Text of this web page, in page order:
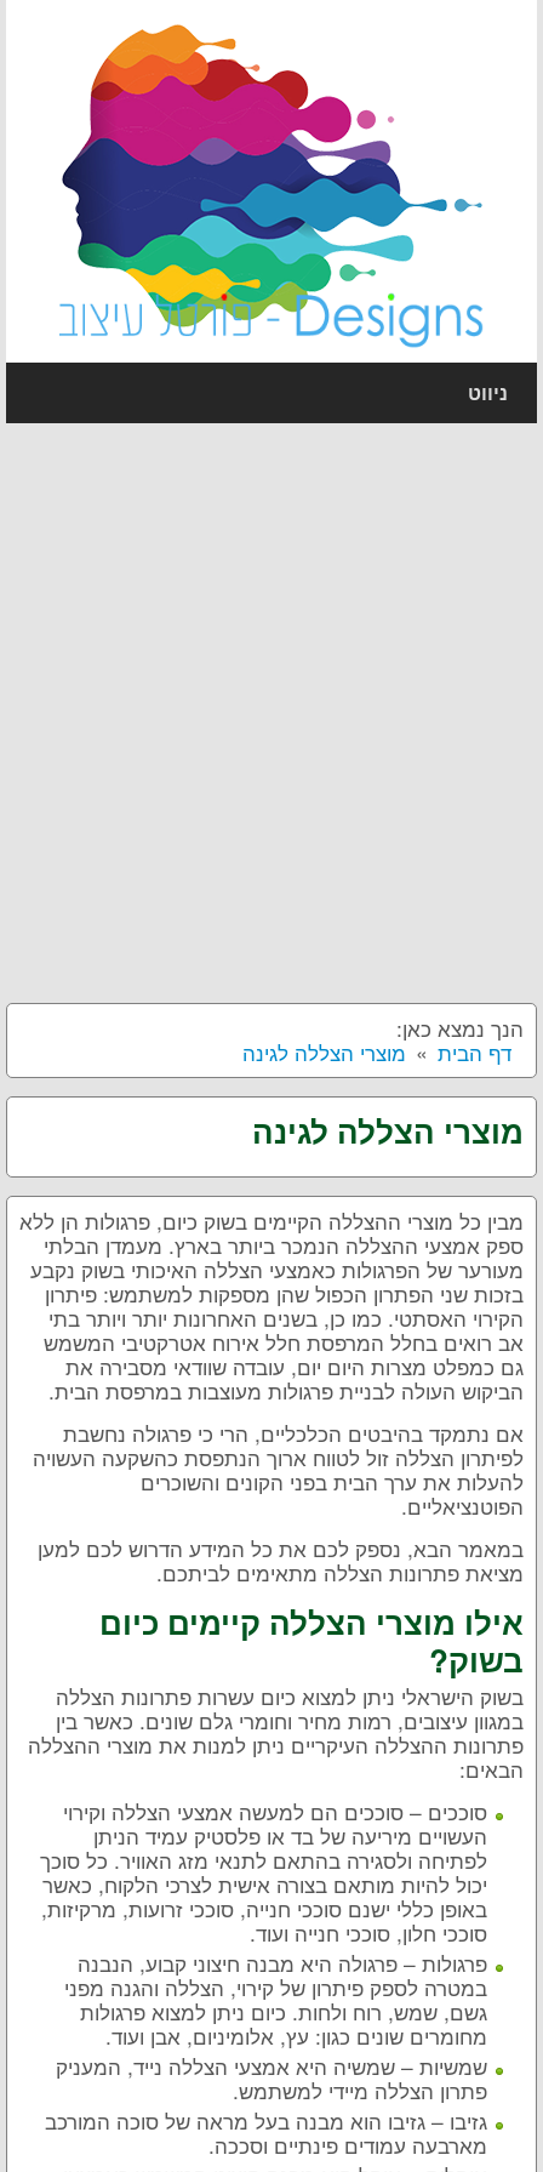
ניווט
הנך נמצא כאן:
דף הבית
מוצרי הצללה לגינה
מוצרי הצללה לגינה
מבין כל מוצרי ההצללה הקיימים בשוק כיום, פרגולות הן ללא
ספק אמצעי ההצללה הנמכר ביותר בארץ. מעמדן הבלתי
מעורער של הפרגולות כאמצעי הצללה האיכותי בשוק נקבע
בזכות שני הפתרון הכפול שהן מספקות למשתמש: פיתרון
הקירוי האסתטי. כמו כן, בשנים האחרונות יותר ויותר בתי
אב רואים בחלל המרפסת חלל אירוח אטרקטיבי המשמש
גם כמפלט מצרות היום יום, עובדה שוודאי מסבירה את
הביקוש העולה לבניית פרגולות מעוצבות במרפסת הבית.
אם נתמקד בהיבטים הכלכליים, הרי כי פרגולה נחשבת
לפיתרון הצללה זול לטווח ארוך הנתפסת כהשקעה העשויה
להעלות את ערך הבית בפני הקונים והשוכרים
הפוטנציאליים.
במאמר הבא, נספק לכם את כל המידע הדרוש לכם למען
מציאת פתרונות הצללה מתאימים לביתכם.
אילו מוצרי הצללה קיימים כיום
בשוק?
בשוק הישראלי ניתן למצוא כיום עשרות פתרונות הצללה
במגוון עיצובים, רמות מחיר וחומרי גלם שונים. כאשר בין
פתרונות ההצללה העיקריים ניתן למנות את מוצרי ההצללה
הבאים:
סוככים – סוככים הם למעשה אמצעי הצללה וקירוי
העשויים מיריעה של בד או פלסטיק עמיד הניתן
לפתיחה ולסגירה בהתאם לתנאי מזג האוויר. כל סוכך
יכול להיות מותאם בצורה אישית לצרכי הלקוח, כאשר
באופן כללי ישנם סוככי חנייה, סוככי זרועות, מרקיזות,
סוככי חלון, סוככי חנייה ועוד.
פרגולות – פרגולה היא מבנה חיצוני קבוע, הנבנה
במטרה לספק פיתרון של קירוי, הצללה והגנה מפני
גשם, שמש, רוח ולחות. כיום ניתן למצוא פרגולות
מחומרים שונים כגון: עץ, אלומיניום, אבן ועוד.
שמשיות – שמשיה היא אמצעי הצללה נייד, המעניק
פתרון הצללה מיידי למשתמש.
גזיבו – גזיבו הוא מבנה בעל מראה של סוכה המורכב
מארבעה עמודים פינתיים וסככה.